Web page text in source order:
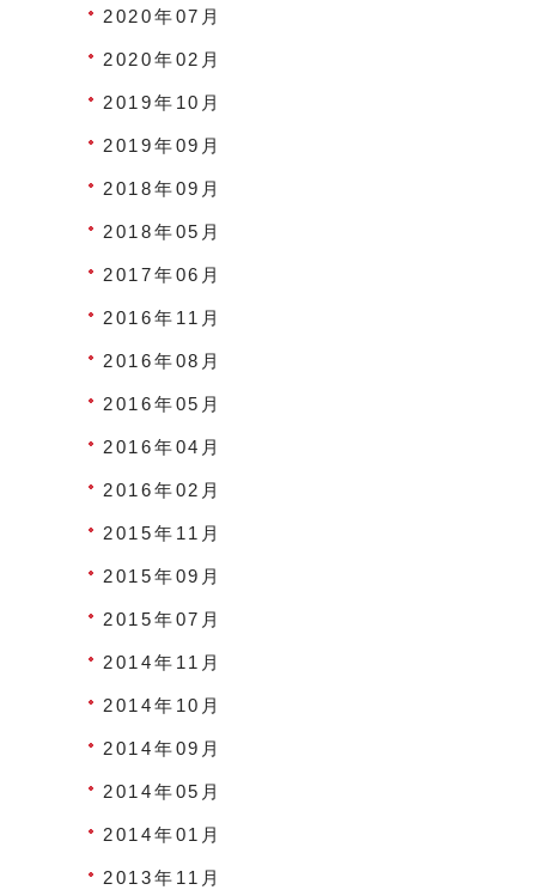
2020年07月
2020年02月
2019年10月
2019年09月
2018年09月
2018年05月
2017年06月
2016年11月
2016年08月
2016年05月
2016年04月
2016年02月
2015年11月
2015年09月
2015年07月
2014年11月
2014年10月
2014年09月
2014年05月
2014年01月
2013年11月